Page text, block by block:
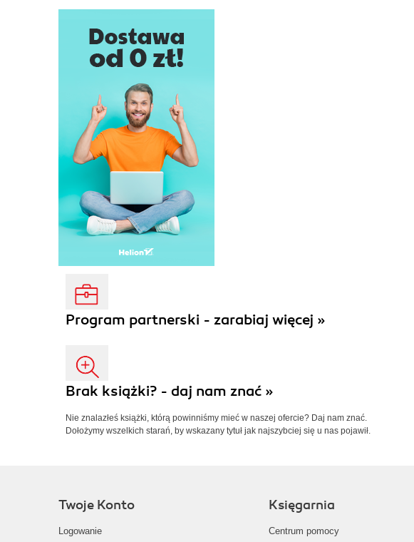
Program partnerski - zarabiaj więcej »
Brak książki? - daj nam znać »
Nie znalazłeś książki, którą powinniśmy mieć w naszej ofercie? Daj nam znać.
Dołożymy wszelkich starań, by wskazany tytuł jak najszybciej się u nas pojawił.
Twoje Konto
Logowanie
Księgarnia
Centrum pomocy